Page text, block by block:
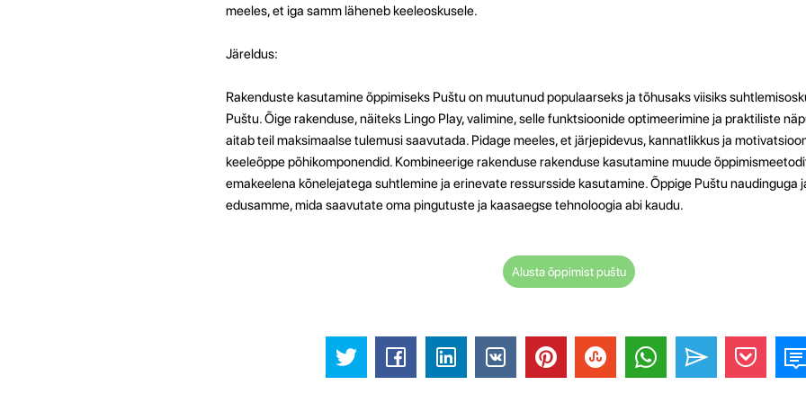
meeles, et iga samm läheneb keeleoskusele.
Järeldus:
Rakenduste kasutamine õppimiseks Puštu on muutunud populaarseks ja tõhusaks viisiks
Puštu. Õige rakenduse, näiteks Lingo Play, valimine, selle funktsioonide optimeerimine ja praktiliste
aitab teil maksimaalse tulemusi saavutada. Pidage meeles, et järjepidevus, kannatlikkus ja
keeleõppe põhikomponendid. Kombineerige rakenduse rakenduse kasutamine muude
emakeelena kõnelejatega suhtlemine ja erinevate ressursside kasutamine. Õppige Puštu naudinguga
edusamme, mida saavutate oma pingutuste ja kaasaegse tehnoloogia abi kaudu.
Alusta õppimist puštu